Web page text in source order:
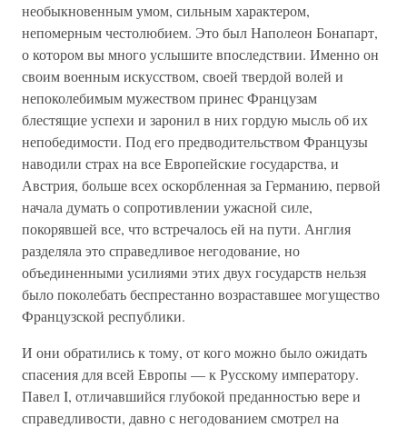
необыкновенным умом, сильным характером,
непомерным честолюбием. Это был Наполеон Бонапарт,
о котором вы много услышите впоследствии. Именно он
своим военным искусством, своей твердой волей и
непоколебимым мужеством принес Французам
блестящие успехи и заронил в них гордую мысль об их
непобедимости. Под его предводительством Французы
наводили страх на все Европейские государства, и
Австрия, больше всех оскорбленная за Германию, первой
начала думать о сопротивлении ужасной силе,
покорявшей все, что встречалось ей на пути. Англия
разделяла это справедливое негодование, но
объединенными усилиями этих двух государств нельзя
было поколебать беспрестанно возраставшее могущество
Французской республики.
И они обратились к тому, от кого можно было ожидать
спасения для всей Европы — к Русскому императору.
Павел I, отличавшийся глубокой преданностью вере и
справедливости, давно с негодованием смотрел на